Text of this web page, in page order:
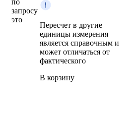
запросу
это
Пересчет в другие
единицы измерения
является справочным и
может отличаться от
фактического
В корзину